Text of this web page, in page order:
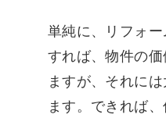
単純に、リフォ
すれば、物件の
ますが、それに
ます。できれば